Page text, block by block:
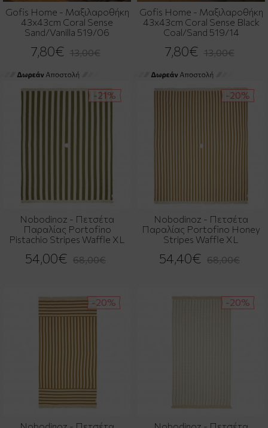
Gofis Home - Μαξιλαροθήκη
43x43cm Coral Sense
Sand/Vanilla 519/06
7,80€ 13,00€
Gofis Home - Μαξιλαροθήκη
43x43cm Coral Sense Black
Coal/Sand 519/14
7,80€ 13,00€
-21%
Nobodinoz - Πετσέτα
Παραλίας Portofino
Pistachio Stripes Waffle XL
54,00€ 68,00€
-20%
Nobodinoz - Πετσέτα
Παραλίας Portofino Honey
Stripes Waffle XL
54,40€ 68,00€
-20% -20%